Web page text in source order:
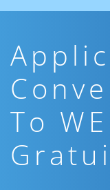
To